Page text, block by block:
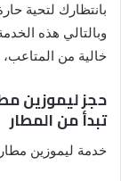
بانتظارك لتحية
وبالتالي هذه
خالية من المتاعب،
تبدأ من المطار
خدمة ليموزين مطار vip